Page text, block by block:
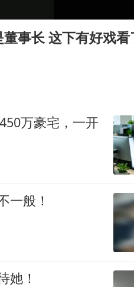
撤回
纪律审查和监察调查
事长 这下有好戏看
万豪宅，一开
一般！
她！